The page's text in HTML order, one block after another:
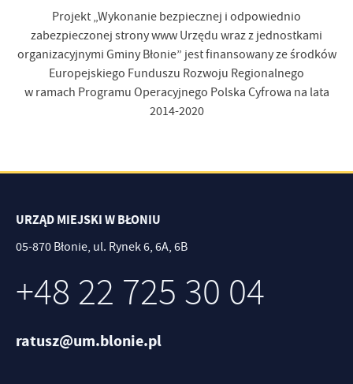
Projekt „Wykonanie bezpiecznej i odpowiednio
zabezpieczonej strony www Urzędu wraz z jednostkami
organizacyjnymi Gminy Błonie” jest finansowany ze środków
Europejskiego Funduszu Rozwoju Regionalnego
w ramach Programu Operacyjnego Polska Cyfrowa na lata
2014-2020
URZĄD MIEJSKI W BŁONIU
05-870 Błonie, ul. Rynek 6, 6A, 6B
+48 22 725 30 04
ratusz@um.blonie.pl